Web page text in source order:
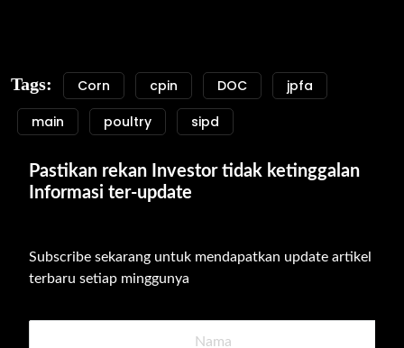
Tags: Corn cpin DOC
jpfa
main
poultry sipd
Pastikan rekan Investor tidak ketinggalan
Informasi ter-update
Subscribe sekarang untuk mendapatkan update artikel
terbaru setiap minggunya